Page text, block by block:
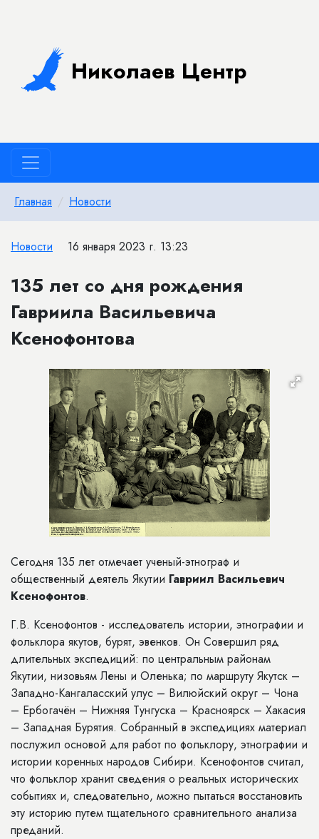
Николаев Центр
Главная Новости
Новости 16 января 2023 г. 13:23
135 лет со дня рождения
Гавриила Васильевича
Ксенофонтова
Сегодня 135 лет отмечает ученый-этнограф и
общественный деятель Якутии Гавриил Васильевич
Ксенофонтов.
Г.В. Ксенофонтов - исследователь истории, этнографии и
фольклора якутов, бурят, эвенков. Он Совершил ряд
длительных экспедиций: по центральным районам
Якутии, низовьям Лены и Оленька; по маршруту Якутск –
Западно-Кангаласский улус – Вилюйский округ – Чона
– Ербогачён – Нижняя Тунгуска – Красноярск – Хакасия
– Западная Бурятия. Собранный в экспедициях материал
послужил основой для работ по фольклору, этнографии и
истории коренных народов Сибири. Ксенофонтов считал,
что фольклор хранит сведения о реальных исторических
событиях и, следовательно, можно пытаться восстановить
эту историю путем тщательного сравнительного анализа
преданий.